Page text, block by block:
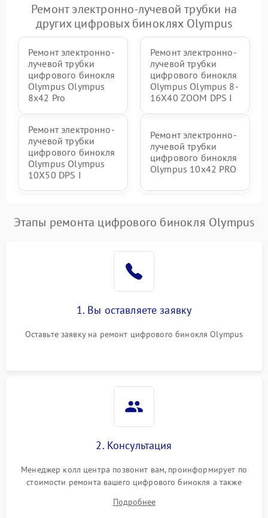
Ремонт электронно-лучевой трубки на
других цифровых биноклях Olympus
Ремонт электронно-
лучевой трубки
цифрового бинокля
Olympus Olympus
8x42 Pro
Ремонт электронно-
лучевой трубки
цифрового бинокля
Olympus Olympus 8-
16X40 ZOOM DPS I
Ремонт электронно-
лучевой трубки
цифрового бинокля
Olympus Olympus
10X50 DPS I
Ремонт электронно-
лучевой трубки
цифрового бинокля
Olympus 10x42 PRO
Этапы ремонта цифрового бинокля Olympus
1. Вы оставляете заявку
Оставьте заявку на ремонт цифрового бинокля Olympus
2. Консультация
Менеджер колл центра позвонит вам, проинформирует по
стоимости ремонта вашего цифрового бинокля а также
Подробнее